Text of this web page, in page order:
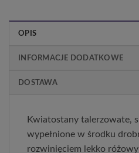
OPIS
INFORMACJE DODATKOWE
DOSTAWA
Kwiatostany talerzowate,
wypełnione w środku
rozwinięciem lekko